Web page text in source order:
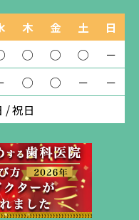
木 金 土
日
◯ ◯ ◯
－
◯ ◯ －
－
/ 祝日